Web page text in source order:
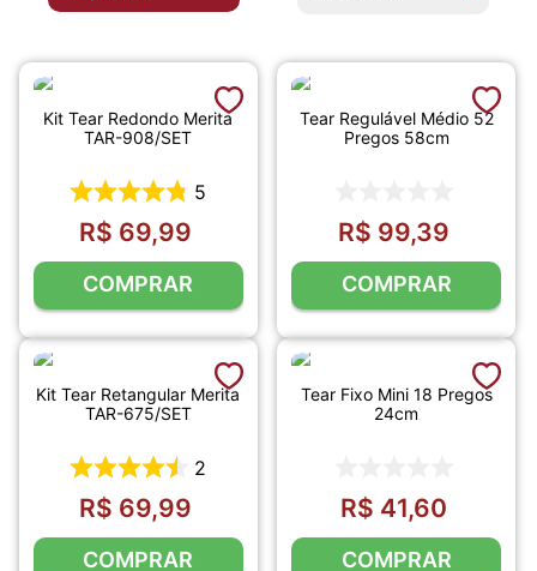
Kit Tear Redondo Merita
TAR-908/SET
5
R$ 69,99
COMPRAR
Tear Regulável Médio 52
Pregos 58cm
R$ 99,39
COMPRAR
Kit Tear Retangular Merita
TAR-675/SET
2
R$ 69,99
COMPRAR
Tear Fixo Mini 18 Pregos
24cm
R$ 41,60
COMPRAR